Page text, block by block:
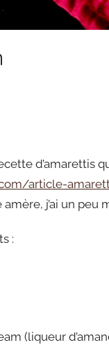
d’amarettis
article-
j’ai un peu
:
(liqueur